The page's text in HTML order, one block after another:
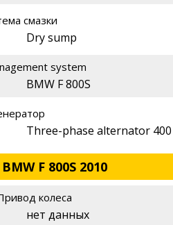
смазки
Dry sump
system
BMW F 800S
Three-phase alternator
F 800S 2010
колеса
нет данных